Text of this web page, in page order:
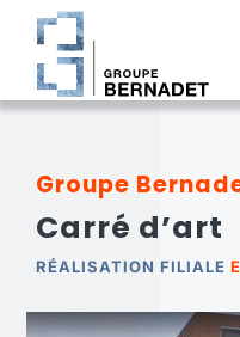
Passer
contenu
LE
Groupe
Carré d’art
RÉALISATION FILIALE